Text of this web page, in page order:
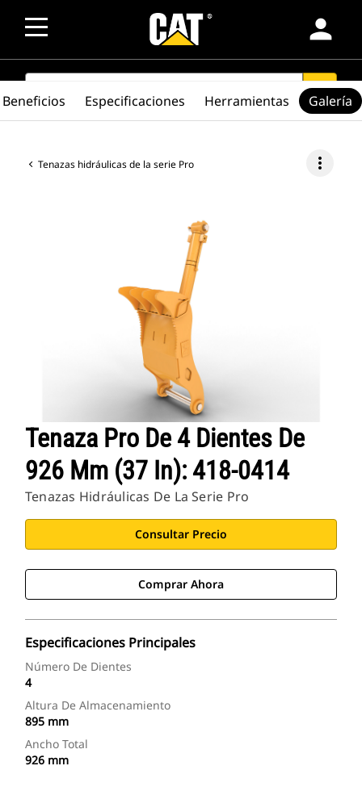
person
SEARCH search
Tenazas hidráulicas de la serie Pro more_vert
Tenaza Pro De 4 Dientes De
926 Mm (37 In): 418-0414
Tenazas Hidráulicas De La Serie Pro
Consultar Precio
Comprar Ahora
Especificaciones Principales
Número De Dientes
4
Altura De Almacenamiento
895 mm
Ancho Total
926 mm
Beneficios Especificaciones Herramientas Galería